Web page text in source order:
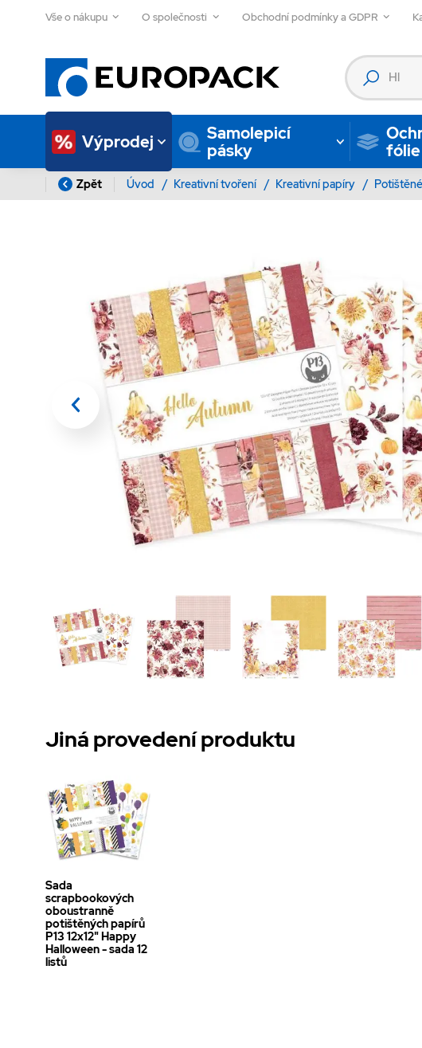
Vše o nákupu O společnosti Obchodní podmínky a GDPR
Výprodej
Samolepicí
pásky
fólie
Zpět Úvod / Kreativní tvoření / Kreativní papíry /
Jiná provedení produktu
Sada
scrapbookových
oboustranně
potištěných papírů
P13 12x12" Happy
Halloween - sada 12
listů